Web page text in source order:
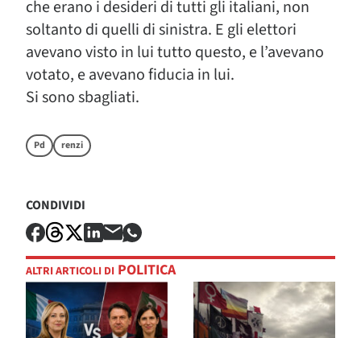
che erano i desideri di tutti gli italiani, non
soltanto di quelli di sinistra. E gli elettori
avevano visto in lui tutto questo, e l’avevano
votato, e avevano fiducia in lui.
Si sono sbagliati.
Pd renzi
CONDIVIDI
ALTRI ARTICOLI DI POLITICA